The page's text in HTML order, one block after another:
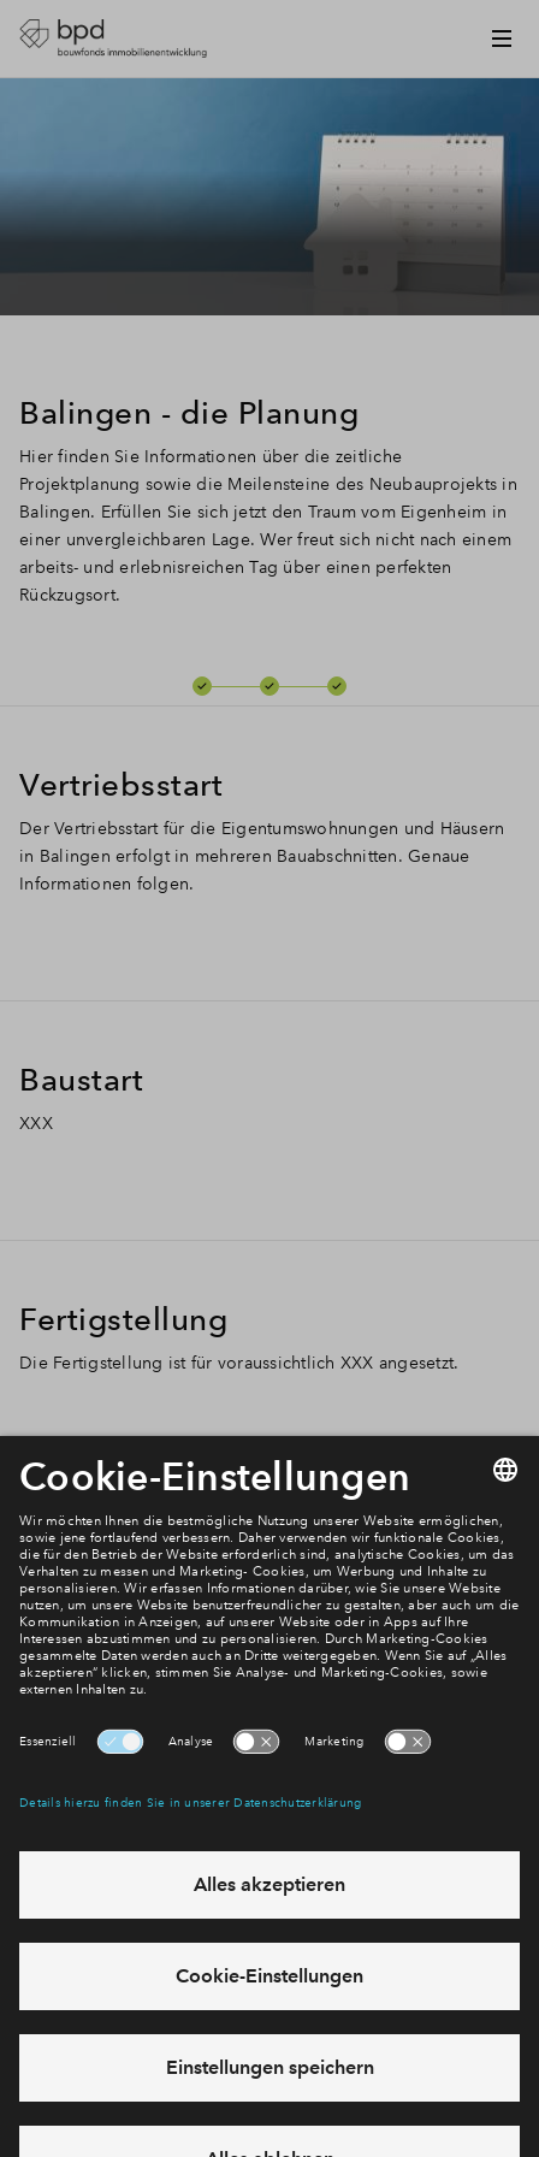
Balingen - die Planung
Hier finden Sie Informationen über die zeitliche
Projektplanung sowie die Meilensteine des Neubauprojekts in
Balingen. Erfüllen Sie sich jetzt den Traum vom Eigenheim in
einer unvergleichbaren Lage. Wer freut sich nicht nach einem
arbeits- und erlebnisreichen Tag über einen perfekten
Rückzugsort.
Vertriebsstart
Der Vertriebsstart für die Eigentumswohnungen und Häusern
in Balingen erfolgt in mehreren Bauabschnitten. Genaue
Informationen folgen.
Baustart
XXX
Fertigstellung
Die Fertigstellung ist für voraussichtlich XXX angesetzt.
Newsletter Anmeldung
Verpassen Sie zu diesem Wohnprojekt keine Neuigkeiten
mehr! Wir halten Sie auf dem Laufenden – mit unserem
regelmäßig erscheinenden Newsletter informieren wir Sie
über den Stand dieses und weiterer Neubauprojekte.
Abonnieren
für unsereDatenschutzerklärung
Formular: